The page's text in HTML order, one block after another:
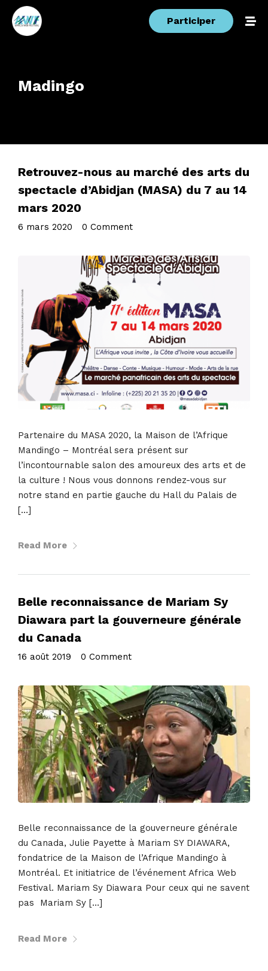
Participer
Madingo
Retrouvez-nous au marché des arts du
spectacle d’Abidjan (MASA) du 7 au 14
mars 2020
6 mars 2020 0 Comment
Partenaire du MASA 2020, la Maison de l’Afrique
Mandingo – Montréal sera présent sur
l’incontournable salon des amoureux des arts et de
la culture ! Nous vous donnons rendez-vous sur
notre stand en partie gauche du Hall du Palais de
[…]
Read More
Belle reconnaissance de Mariam Sy
Diawara part la gouverneure générale
du Canada
16 août 2019 0 Comment
Belle reconnaissance de la gouverneure générale
du Canada, Julie Payette à Mariam SY DIAWARA,
fondatrice de la Maison de l’Afrique Mandingo à
Montréal. Et initiatrice de l’événement Africa Web
Festival. Mariam Sy Diawara Pour ceux qui ne savent
pas Mariam Sy […]
Read More